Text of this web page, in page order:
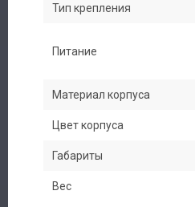
Тип крепления
Питание
Материал корпуса
Цвет корпуса
Габариты
Вес